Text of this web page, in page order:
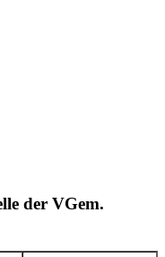
der VGem.